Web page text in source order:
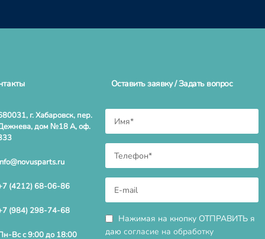
г. Хабаровск, пер.
дом №18 А, оф.
(4212) 68-06-86
(984) 298-74-68
Вс с 9:00 до 18:00
Оставить заявку / Задать вопрос
Нажимая на кнопку ОТПРАВИТЬ я
даю согласие на обработку